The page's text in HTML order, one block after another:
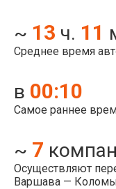
~ 13 ч. 11
Среднее время
в 00:10
Самое раннее
~ 7
Осуществляют
Варшава —